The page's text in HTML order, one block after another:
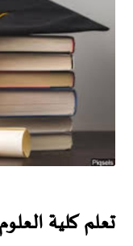
تعلم كلية